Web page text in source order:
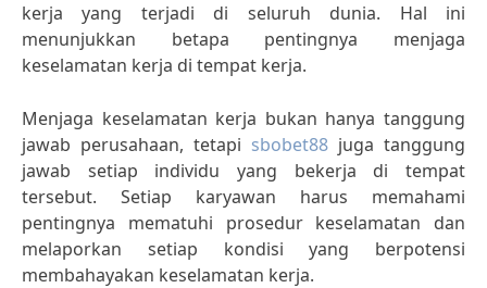
kerja yang terjadi di seluruh dunia. Hal ini
menunjukkan betapa pentingnya menjaga
keselamatan kerja di tempat kerja.
Menjaga keselamatan kerja bukan hanya tanggung
jawab perusahaan, tetapi sbobet88 juga tanggung
jawab setiap individu yang bekerja di tempat
tersebut. Setiap karyawan harus memahami
pentingnya mematuhi prosedur keselamatan dan
melaporkan setiap kondisi yang berpotensi
membahayakan keselamatan kerja.